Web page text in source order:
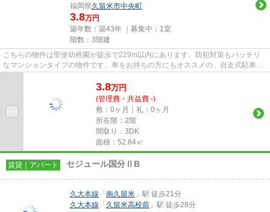
福岡県久留米市中央町
3.8万円
築年数：築43年 ｜募集中： 1室
階数：3階建
こちらの物件は聖使幼稚園が徒歩で229m以内にあります。防犯対策もバッチリ
なマンションタイプの物件です。車をお持ちの方にもオススメの、自走式駐車場
を利用できるマンションです。...
3.8万円
(管理費・共益費 -)
敷：0ヶ月｜礼：0ヶ月
所在階：2階
間取り：3DK
面積：52.84㎡
賃貸｜アパート セジュール国分ⅡB
久大本線 「南久留米 」駅 徒歩21分
久大本線 「久留米高校前 」駅 徒歩28分